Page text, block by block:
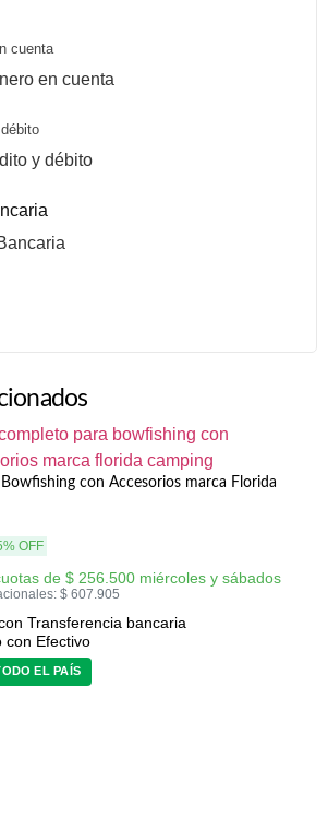
cuenta
con Accesorios marca Florida
OFF
de $ 256.500 miércoles y sábados
$ 607.905
Transferencia bancaria
con Efectivo
EL PAÍS